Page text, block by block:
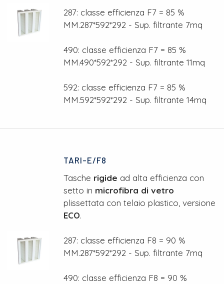
287: classe efficienza F7 = 85 %
MM.287*592*292 - Sup. filtrante 7mq
490: classe efficienza F7 = 85 %
MM.490*592*292 - Sup. filtrante 11mq
592: classe efficienza F7 = 85 %
MM.592*592*292 - Sup. filtrante 14mq
TARI-E/F8
Tasche rigide ad alta efficienza con
setto in microfibra di vetro
plissettata con telaio plastico, versione
ECO.
287: classe efficienza F8 = 90 %
MM.287*592*292 - Sup. filtrante 7mq
490: classe efficienza F8 = 90 %